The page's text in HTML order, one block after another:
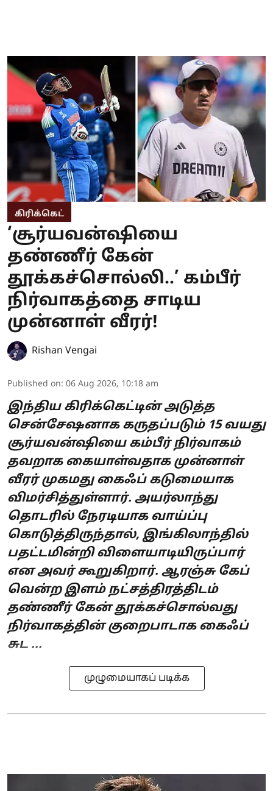
கிரிக்கெட்
‘சூர்யவன்ஷியை
தண்ணீர் கேன்
தூக்கச்சொல்லி..’ கம்பீர்
நிர்வாகத்தை சாடிய
முன்னாள் வீரர்!
Rishan Vengai
Published on: 06 Aug 2026, 10:18 am
இந்திய கிரிக்கெட்டின் அடுத்த
சென்சேஷனாக கருதப்படும் 15 வயது
சூர்யவன்ஷியை கம்பீர் நிர்வாகம்
தவறாக கையாள்வதாக முன்னாள்
வீரர் முகமது கைஃப் கடுமையாக
விமர்சித்துள்ளார். அயர்லாந்து
தொடரில் நேரடியாக வாய்ப்பு
கொடுத்திருந்தால், இங்கிலாந்தில்
பதட்டமின்றி விளையாடியிருப்பார்
என அவர் கூறுகிறார். ஆரஞ்சு கேப்
வென்ற இளம் நட்சத்திரத்திடம்
தண்ணீர் கேன் தூக்கச்சொல்வது
நிர்வாகத்தின் குறைபாடாக கைஃப்
சுட ...
முழுமையாகப் படிக்க